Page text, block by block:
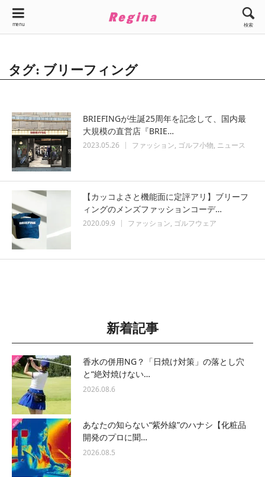
menu 検索
タグ: ブリーフィング
BRIEFINGが生誕25周年を記念して、国内最
大規模の直営店『BRIE…
2023.05.26 ファッション ゴルフ小物 ニュース
【カッコよさと機能面に定評アリ】ブリーフ
ィングのメンズファッションコーデ…
2020.09.9 ファッション ゴルフウェア
新着記事
香水の併用NG？「日焼け対策」の落とし穴
と“絶対焼けない…
2026.08.6
あなたの知らない“紫外線”のハナシ【化粧品
開発のプロに聞…
2026.08.5